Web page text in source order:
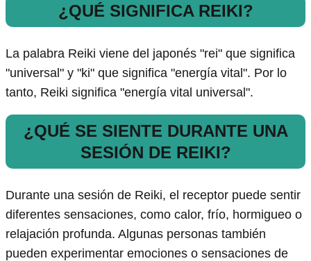
¿QUÉ SIGNIFICA REIKI?
La palabra Reiki viene del japonés "rei" que significa
"universal" y "ki" que significa "energía vital". Por lo
tanto, Reiki significa "energía vital universal".
¿QUÉ SE SIENTE DURANTE UNA
SESIÓN DE REIKI?
Durante una sesión de Reiki, el receptor puede sentir
diferentes sensaciones, como calor, frío, hormigueo o
relajación profunda. Algunas personas también
pueden experimentar emociones o sensaciones de